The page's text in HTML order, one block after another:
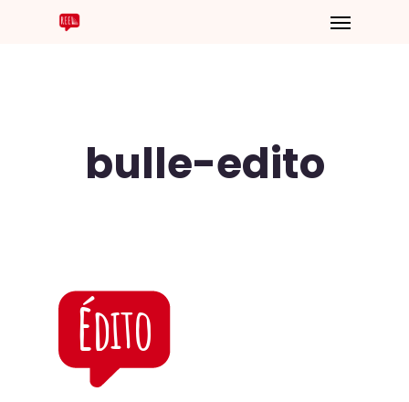
bulle-edito